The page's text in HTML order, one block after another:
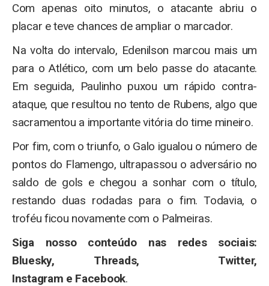
Com apenas oito minutos, o atacante abriu o
placar e teve chances de ampliar o marcador.
Na volta do intervalo, Edenilson marcou mais um
para o Atlético, com um belo passe do atacante.
Em seguida, Paulinho puxou um rápido contra-
ataque, que resultou no tento de Rubens, algo que
sacramentou a importante vitória do time mineiro.
Por fim, com o triunfo, o Galo igualou o número de
pontos do Flamengo, ultrapassou o adversário no
saldo de gols e chegou a sonhar com o título,
restando duas rodadas para o fim. Todavia, o
troféu ficou novamente com o Palmeiras.
Siga nosso conteúdo nas redes sociais:
Bluesky, Threads, Twitter,
Instagram e Facebook.